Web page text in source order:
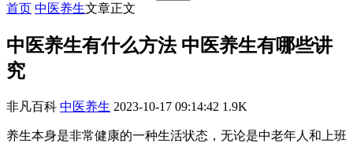
首页 中医养生文章正文
中医养生有什么方法 中医养生有哪些讲
究
非凡百科 中医养生 2023-10-17 09:14:42 1.9K
养生本身是非常健康的一种生活状态，无论是中老年人和上班